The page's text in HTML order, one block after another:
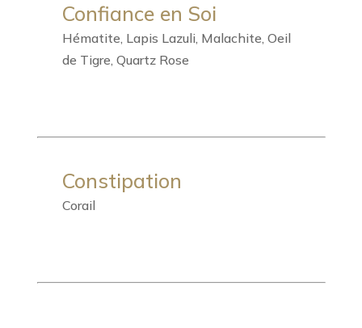
Confiance en Soi
Hématite, Lapis Lazuli, Malachite, Oeil
de Tigre, Quartz Rose
Constipation
Corail